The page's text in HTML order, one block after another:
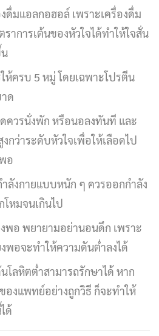
ดื่มแอลกอฮอล์ เพราะเครื่องดื่ม
าการเต้นของหัวใจได้ทำให้ใจสั่น
ห้ครบ 5 หมู่ โดยเฉพาะโปรตีน
ด
ควรนั่งพัก หรือนอลงทันที และ
กว่าระดับหัวใจเพื่อให้เลือดไป
อ
ลังกายแบบหนัก ๆ ควรออกกำลัง
โหมจนเกินไป
พอ พยายามอย่านอนดึก เพราะ
พอจะทำให้ความดันต่ำลงได้
โลหิตต่ำสามารถรักษาได้ หาก
งแพทย์อย่างถูกวิธี ก็จะทำให้
ด้